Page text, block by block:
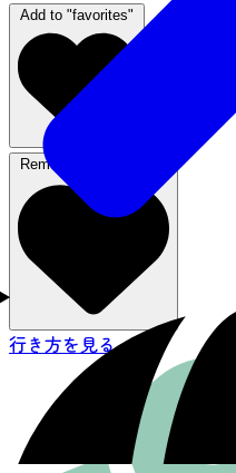
Add to "favorites"
Remove from favorites
行き方を見る